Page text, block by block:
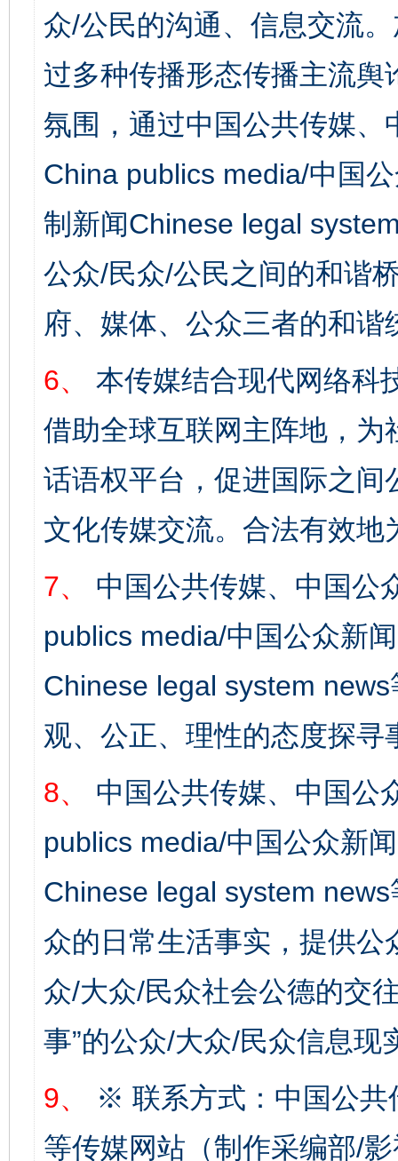
众/公民的沟通、信息交流
过多种传播形态传播主流
氛围，通过中国公共传媒
China publics media/中国
制新闻Chinese legal
公众/民众/公民之间的和谐
府、媒体、公众三者的和谐
6、
本传媒结合现代网络科
借助全球互联网主阵地，
话语权平台，促进国际之
文化传媒交流。合法有效地
7、
中国公共传媒、中国公
publics media/中国公众新
Chinese legal system
观、公正、理性的态度探寻
8、
中国公共传媒、中国公
publics media/中国公众新
Chinese legal system
众的日常生活事实，提供
众/大众/民众社会公德的交
事”的公众/大众/民众信息现
9、
※ 联系方式：中国公共
等传媒网站（制作采编部/
完善运行机制助力责任有效落实